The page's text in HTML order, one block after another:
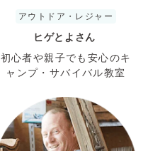
アウトドア・レジャー
ヒゲとよさん
初心者や親子でも安心のキ
ャンプ・サバイバル教室